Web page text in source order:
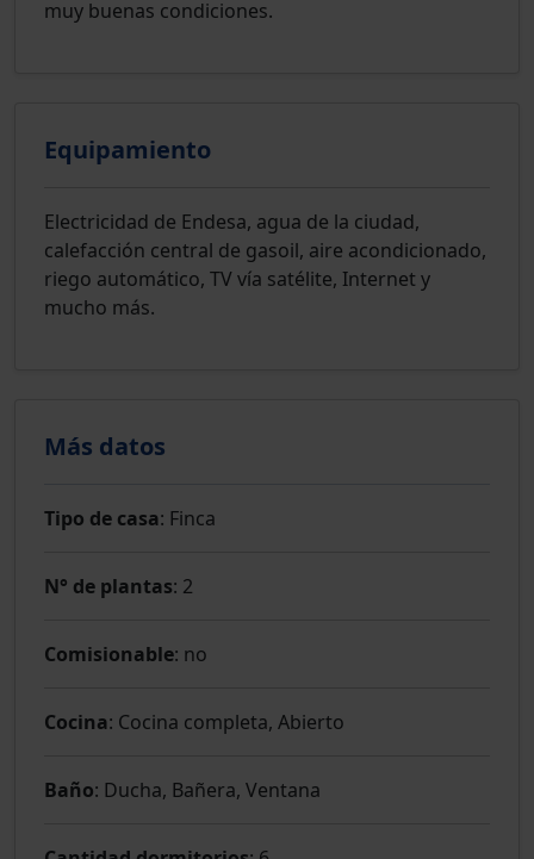
muy buenas condiciones.
Equipamiento
Electricidad de Endesa, agua de la ciudad,
calefacción central de gasoil, aire acondicionado,
riego automático, TV vía satélite, Internet y
mucho más.
Más datos
Tipo de casa: Finca
N° de plantas: 2
Comisionable: no
Cocina: Cocina completa, Abierto
Baño: Ducha, Bañera, Ventana